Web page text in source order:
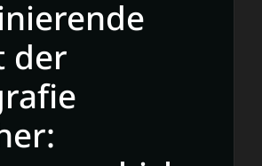
Welt
Ausdrucksformen
der